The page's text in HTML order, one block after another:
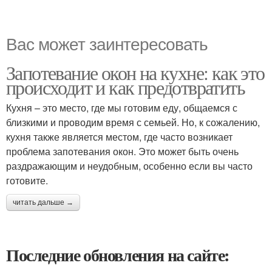
Вас может заинтересовать
Запотевание окон на кухне: как это
происходит и как предотвратить
Кухня – это место, где мы готовим еду, общаемся с
близкими и проводим время с семьей. Но, к сожалению,
кухня также является местом, где часто возникает
проблема запотевания окон. Это может быть очень
раздражающим и неудобным, особенно если вы часто
готовите.
читать дальше →
Последние обновления на сайте: